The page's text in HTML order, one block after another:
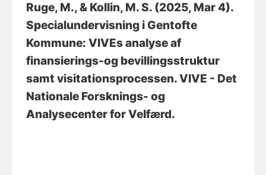
Ruge, M., & Kollin, M. S. (2025, Mar 4).
Specialundervisning i Gentofte
Kommune: VIVEs analyse af
finansierings-og bevillingsstruktur
samt visitationsprocessen. VIVE - Det
Nationale Forsknings- og
Analysecenter for Velfærd.